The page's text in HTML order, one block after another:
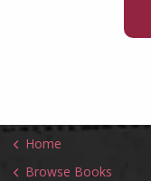
Home
Browse Books